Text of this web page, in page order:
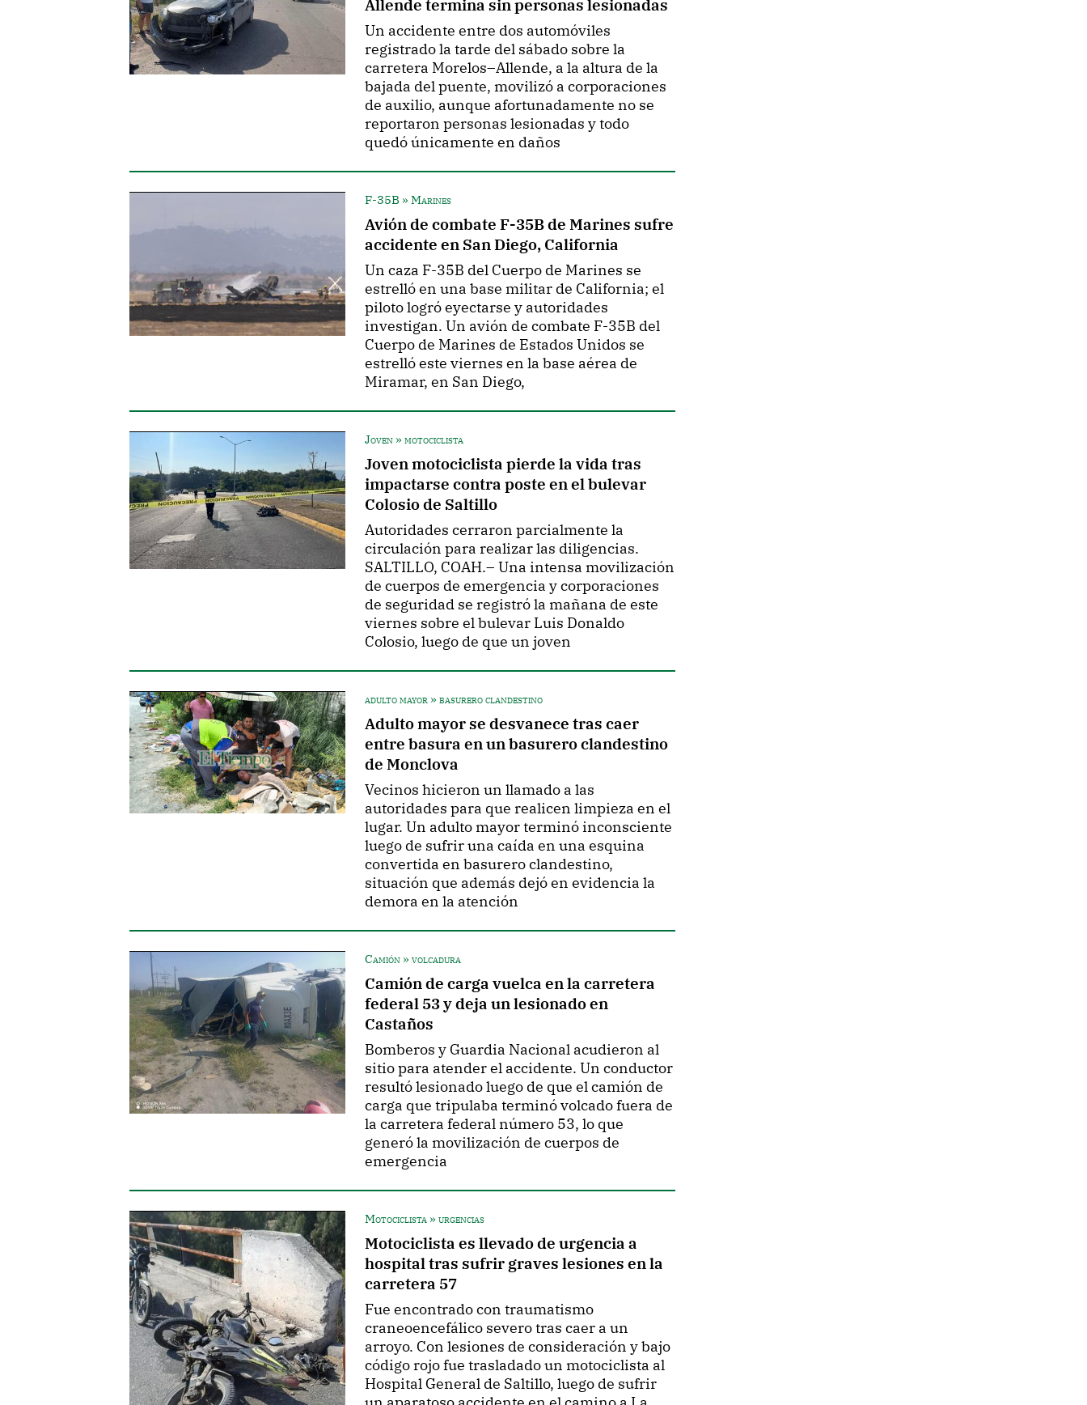
Allende termina sin personas lesionadas
Un accidente entre dos automóviles
registrado la tarde del sábado sobre la
carretera Morelos–Allende, a la altura de la
bajada del puente, movilizó a corporaciones
de auxilio, aunque afortunadamente no se
reportaron personas lesionadas y todo
quedó únicamente en daños
F-35B » Marines
Avión de combate F-35B de Marines sufre
accidente en San Diego, California
Un caza F-35B del Cuerpo de Marines se
estrelló en una base militar de California; el
piloto logró eyectarse y autoridades
investigan. Un avión de combate F-35B del
Cuerpo de Marines de Estados Unidos se
estrelló este viernes en la base aérea de
Miramar, en San Diego,
Joven » motociclista
Joven motociclista pierde la vida tras
impactarse contra poste en el bulevar
Colosio de Saltillo
Autoridades cerraron parcialmente la
circulación para realizar las diligencias.
SALTILLO, COAH.– Una intensa movilización
de cuerpos de emergencia y corporaciones
de seguridad se registró la mañana de este
viernes sobre el bulevar Luis Donaldo
Colosio, luego de que un joven
adulto mayor » basurero clandestino
Adulto mayor se desvanece tras caer
entre basura en un basurero clandestino
de Monclova
Vecinos hicieron un llamado a las
autoridades para que realicen limpieza en el
lugar. Un adulto mayor terminó inconsciente
luego de sufrir una caída en una esquina
convertida en basurero clandestino,
situación que además dejó en evidencia la
demora en la atención
Camión » volcadura
Camión de carga vuelca en la carretera
federal 53 y deja un lesionado en
Castaños
Bomberos y Guardia Nacional acudieron al
sitio para atender el accidente. Un conductor
resultó lesionado luego de que el camión de
carga que tripulaba terminó volcado fuera de
la carretera federal número 53, lo que
generó la movilización de cuerpos de
emergencia
Motociclista » urgencias
Motociclista es llevado de urgencia a
hospital tras sufrir graves lesiones en la
carretera 57
Fue encontrado con traumatismo
craneoencefálico severo tras caer a un
arroyo. Con lesiones de consideración y bajo
código rojo fue trasladado un motociclista al
Hospital General de Saltillo, luego de sufrir